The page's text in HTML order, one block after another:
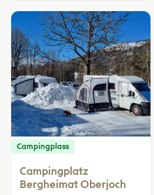
Campingplass
Campingplatz
Bergheimat Oberjoch